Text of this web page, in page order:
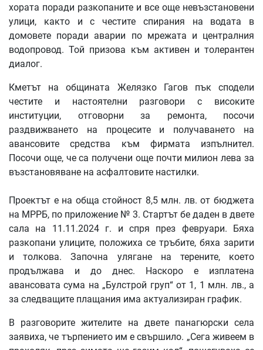
хората поради разкопаните и все още невъзстановени
улици, както и с честите спирания на водата в
домовете поради аварии по мрежата и централния
водопровод. Той призова към активен и толерантен
диалог.
Кметът на общината Желязко Гагов пък сподели
честите и настоятелни разговори с високите
институции, отговорни за ремонта, посочи
раздвижването на процесите и получаването на
авансовите средства към фирмата изпълнител.
Посочи още, че са получени още почти милион лева за
възстановяване на асфалтовите настилки.
Проектът е на обща стойност 8,5 млн. лв. от бюджета
на МРРБ, по приложение № 3. Стартът бе даден в двете
сала на 11.11.2024 г. и спря през февруари. Бяха
разкопани улиците, положиха се тръбите, бяха зарити
и толкова. Започна улягане на терените, което
продължава и до днес. Наскоро е изплатена
авансовата сума на „Булстрой груп“ от 1, 1 млн. лв., а
за следващите плащания има актуализиран график.
В разговорите жителите на двете панагюрски села
заявиха, че търпението им е свършило. „Сега живеем в